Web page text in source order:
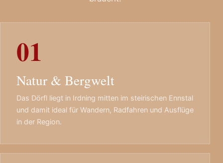
01
Natur & Bergwelt
Das Dörfl liegt in Irdning mitten im steirischen Ennstal
und damit ideal für Wandern, Radfahren und Ausflüge
in der Region.